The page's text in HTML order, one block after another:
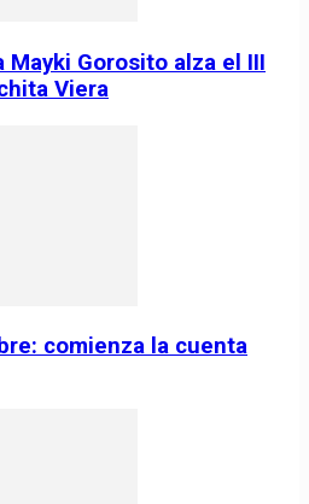
Mayki Gorosito alza el III
Viera
comienza la cuenta